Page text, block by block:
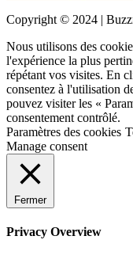
Copyright © 2024 |
Nous utilisons des
l'expérience la plus
répétant vos visites. En
consentez à l'utilisation
pouvez visiter les «
consentement contrôlé.
Paramètres des cookies
Manage consent
Fermer
Privacy Overview